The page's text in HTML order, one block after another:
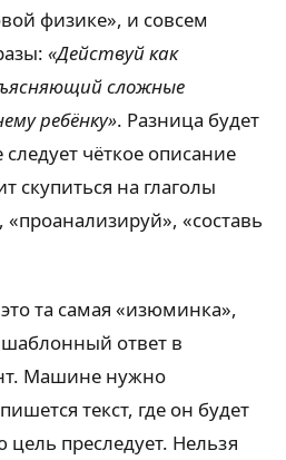
физике», и совсем
«Действуй как
сложные
ребёнку». Разница будет
чёткое описание
скупиться на глаголы
«составь
та самая «изюминка»,
ответ в
Машине нужно
текст, где он будет
преследует. Нельзя